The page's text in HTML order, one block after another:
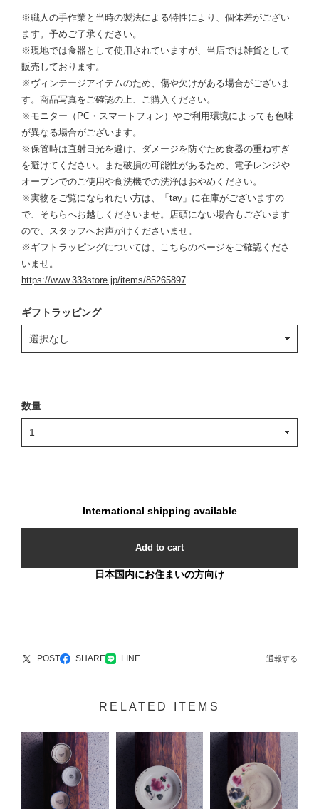
※職人の手作業と当時の製法による特性により、個体差がござい
ます。予めご了承ください。
※現地では食器として使用されていますが、当店では雑貨として
販売しております。
※ヴィンテージアイテムのため、傷や欠けがある場合がございま
す。商品写真をご確認の上、ご購入ください。
※モニター（PC・スマートフォン）やご利用環境によっても色味
が異なる場合がございます。
※保管時は直射日光を避け、ダメージを防ぐため食器の重ねすぎ
を避けてください。また破損の可能性があるため、電子レンジや
オーブンでのご使用や食洗機での洗浄はおやめください。
※実物をご覧になられたい方は、「tay」に在庫がございますの
で、そちらへお越しくださいませ。店頭にない場合もございます
ので、スタッフへお声がけくださいませ。
※ギフトラッピングについては、こちらのページをご確認くださ
いませ。
https://www.333store.jp/items/85265897
ギフトラッピング
数量
International shipping available
Add to cart
日本国内にお住まいの方向け
POST SHARE LINE 通報する
RELATED ITEMS